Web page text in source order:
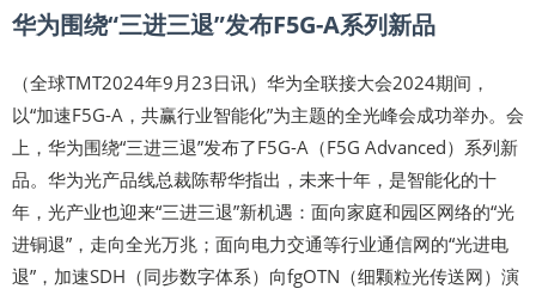
华为围绕“三进三退”发布F5G-A系列新品
（全球TMT2024年9月23日讯）华为全联接大会2024期间，
以“加速F5G-A，共赢行业智能化”为主题的全光峰会成功举办。会
上，华为围绕“三进三退”发布了F5G-A（F5G Advanced）系列新
品。华为光产品线总裁陈帮华指出，未来十年，是智能化的十
年，光产业也迎来“三进三退”新机遇：面向家庭和园区网络的“光
进铜退”，走向全光万兆；面向电力交通等行业通信网的“光进电
退”，加速SDH（同步数字体系）向fgOTN（细颗粒光传送网）演